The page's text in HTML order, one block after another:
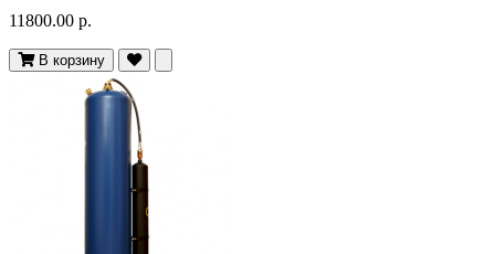
11800.00 р.
В корзину